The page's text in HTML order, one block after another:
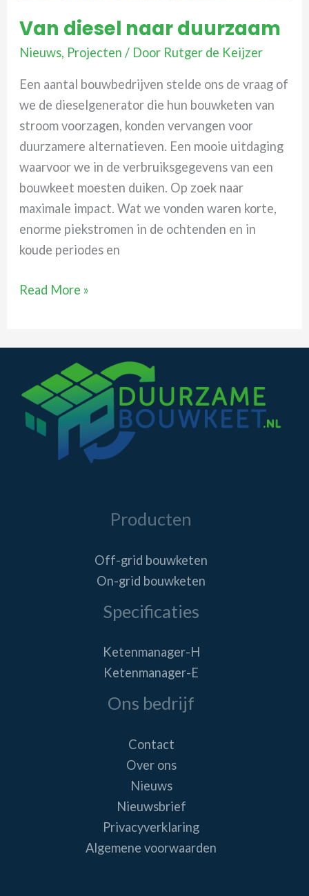
Van diesel naar duurzaam
Nieuws, Projecten / Door Rutger de Keijzer
Een aantal bouwbedrijven stelde ons de vraag of
we de dieselgenerator die hun bouwketen van
stroom voorzagen, konden vervangen voor
duurzamere alternatieven. Een mooie uitdaging
waarvoor we in de verbruiksgegevens van een
bouwkeet moesten duiken. Op zoek naar
maximale impact. Wat we vonden waren korte,
enorme piekstromen in de ochtenden en in
koude periodes en
Van
duurzaam
Read More »
Producten
Off-grid bouwketen
On-grid bouwketen
Specificaties
Ketenmanager-H
Ketenmanager-E
Ons bedrijf
Contact
Over ons
Nieuws
Nieuwsbrief
Privacyverklaring
Algemene voorwaarden